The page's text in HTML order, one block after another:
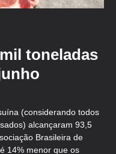
toneladas
(considerando todos
alcançaram 93,5
Brasileira de
14% menor que os